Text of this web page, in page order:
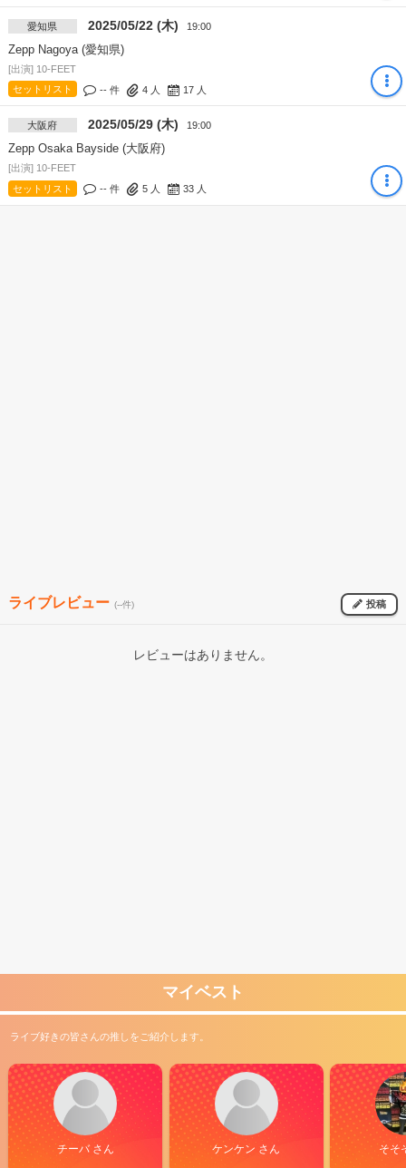
愛知県 2025/05/22 (木) 19:00
Zepp Nagoya (愛知県)
[出演] 10-FEET
セットリスト
-- 件 4人 17人
大阪府 2025/05/29 (木) 19:00
Zepp Osaka Bayside (大阪府)
[出演] 10-FEET
セットリスト
-- 件 5人 33人
ライブレビュー (--件) 投稿
レビューはありません。
マイベスト
ライブ好きの皆さんの推しをご紹介します。
チーバ さん ケンケン さん そそ